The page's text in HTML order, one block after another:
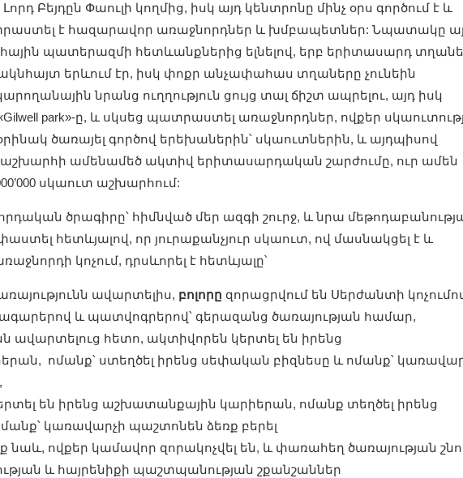
Բեյդըն Փաուլի կողմից, իսկ այդ կենտրոնը մինչ օրս գործում է և
է հազարավոր առաջնորդներ և խմբապետներ: Նպատակը
պատերազմի հետևանքներից ելնելով, երբ երիտասարդ
երևում էր, իսկ փոքր անչափահաս տղաները չունեին
նրանց ուղղություն ցույց տալ ճիշտ ապրելու, այդ իսկ
park»-ը, և սկսեց պատրաստել առաջնորդներ, ովքեր
ծառայել գործով երեխաներին՝ սկաուտներին, և այդպիսով
աշխարհի ամենամեծ ակտիվ երիտասարդական շարժումը, ուր ամեն
սկաուտ աշխարհում:
ծրագիրը՝ հիմնված մեր ազգի շուրջ, և նրա
հետևյալով, որ յուրաքանչյուր սկաուտ, ով մասնակցել է և
կոչում, դրսևորել է հետևյալը՝
ավարտելիս, բոլորը զորացրվում են Սերժանտի
և պատվոգրերով՝ գերազանց ծառայության համար,
ավարտելուց հետո, ակտիվորեն կերտել են իրենց
ոմանք՝ ստեղծել իրենց սեփական բիզնեսը և ոմանք՝
են իրենց աշխատանքային կարիերան, ոմանք տեղծել իրենց
կառավարչի պաշտոնեն ձեռք բերել
նաև, ովքեր կամավոր զորակոչվել են, և փառահեղ ծառայության
և հայրենիքի պաշտպանության շքանշաններ